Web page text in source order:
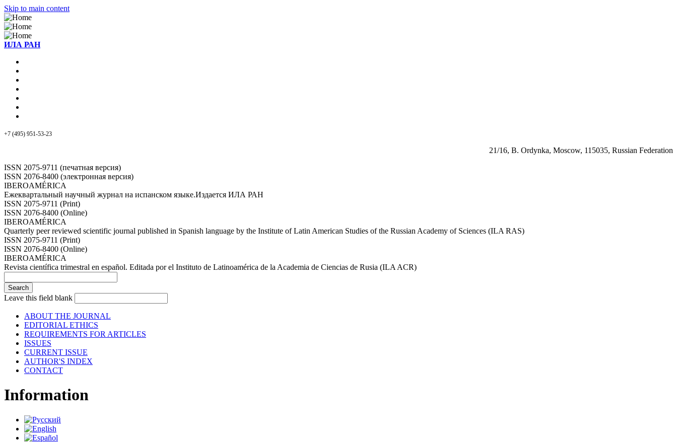
Skip to main content
ИЛА РАН
+7 (495) 951-53-23
21/16, B. Ordynka, Moscow, 115035, Russian Federation
ISSN 2075-9711 (печатная версия)
ISSN 2076-8400 (электронная версия)
IBEROAMÉRICA
Ежеквартальный научный журнал на испанском языке.Издается ИЛА РАН
ISSN 2075-9711 (Print)
ISSN 2076-8400 (Online)
IBEROAMÉRICA
Quarterly peer reviewed scientific journal published in Spanish language by the Institute of Latin American Studies of the Russian Academy of Sciences (ILA RAS)
ISSN 2075-9711 (Print)
ISSN 2076-8400 (Online)
IBEROAMÉRICA
Revista científica trimestral en español. Editada por el Instituto de Latinoamérica de la Academia de Ciencias de Rusia (ILA ACR)
Leave this field blank
ABOUT THE JOURNAL
EDITORIAL ETHICS
REQUIREMENTS FOR ARTICLES
ISSUES
CURRENT ISSUE
AUTHOR'S INDEX
CONTACT
Information